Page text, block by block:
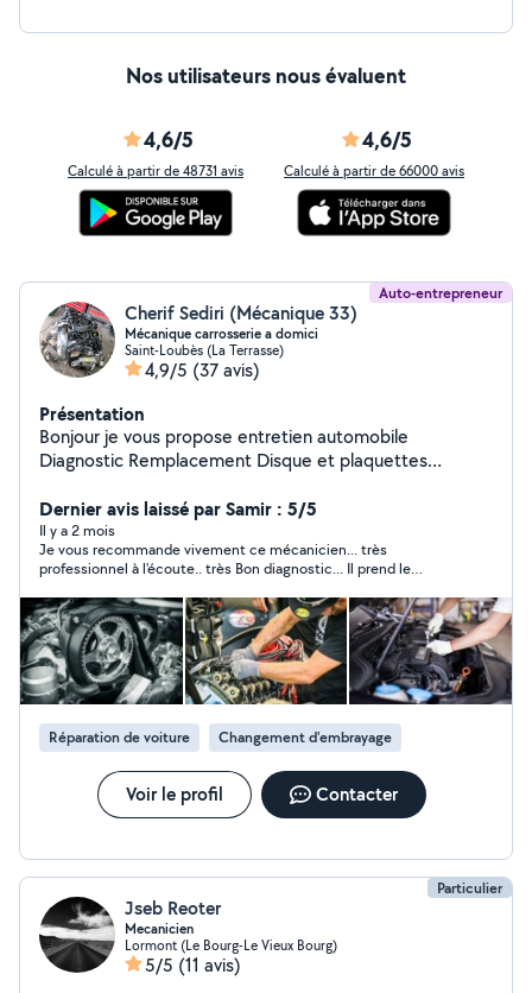
Nos utilisateurs nous évaluent
4,6/5
Calculé à partir de 48731 avis
4,6/5
Calculé à partir de 66000 avis
Auto-entrepreneur
Cherif Sediri (Mécanique 33)
Mécanique carrosserie a domici
Saint-Loubès (La Terrasse)
4,9/5 (37 avis)
Présentation
Bonjour je vous propose entretien automobile
Diagnostic Remplacement Disque et plaquettes
Carrosserie Électronique prix raisonnable . 2 VOITURE
DE COURTOISIE DISPONIBLE GRATUITEMENT POUR
LES CLIENTS
Dernier avis laissé par Samir : 5/5
Il y a 2 mois
Je vous recommande vivement ce mécanicien... très
professionnel à l'écoute.. très Bon diagnostic... Il prend le
Réparation de voiture Changement d'embrayage
Voir le profil Contacter
Particulier
Jseb Reoter
Mecanicien
Lormont (Le Bourg-Le Vieux Bourg)
5/5 (11 avis)